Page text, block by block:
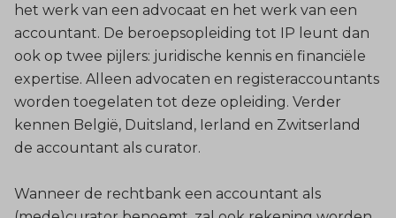
het werk van een advocaat en het werk van een
accountant. De beroepsopleiding tot IP leunt dan
ook op twee pijlers: juridische kennis en financiële
expertise. Alleen advocaten en registeraccountants
worden toegelaten tot deze opleiding. Verder
kennen België, Duitsland, Ierland en Zwitserland
de accountant als curator.
Wanneer de rechtbank een accountant als